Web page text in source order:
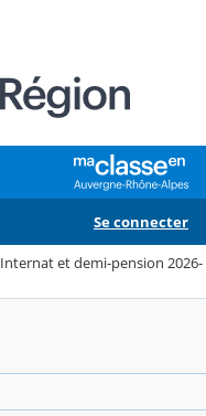
Se connecter
Internat et demi-pension 2026-